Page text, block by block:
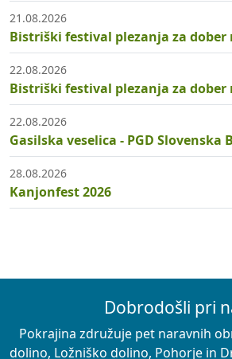
21.08.2026
Bistriški festival plezanja za dober
22.08.2026
Bistriški festival plezanja za dober
22.08.2026
Gasilska veselica - PGD Slovenska
28.08.2026
Kanjonfest 2026
Dobrodošli pri
Pokrajina združuje pet naravnih
dolino, Ložniško dolino, Pohorje in